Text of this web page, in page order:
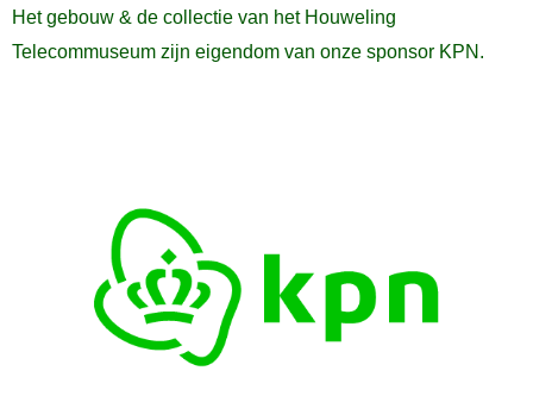
Het gebouw & de collectie van het Houweling
Telecommuseum zijn eigendom van onze sponsor KPN.